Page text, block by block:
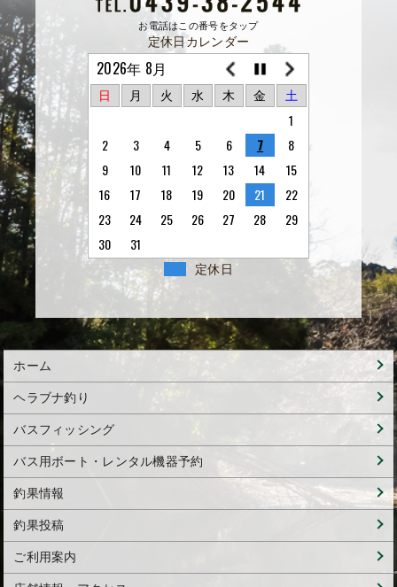
お電話はこの番号をタップ
定休日カレンダー
2026年 8月
日 月 火 水 木 金 土
1
2
3 4 5 6 7
8
9
10 11 12 13 14
15
16
17 18 19 20 21
22
23
24 25 26 27 28
29
30
31
定休日
ホーム
ヘラブナ釣り
バスフィッシング
バス用ボート・レンタル機器予約
釣果情報
釣果投稿
ご利用案内